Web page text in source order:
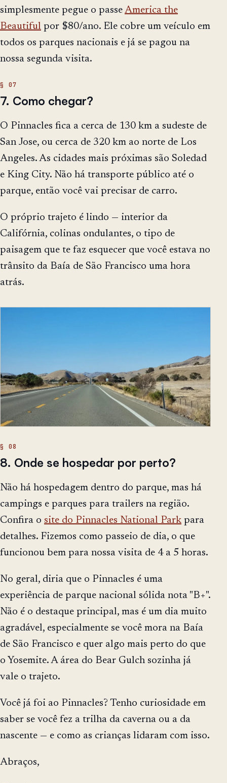
simplesmente pegue o passe America the
Beautiful por $80/ano. Ele cobre um veículo em
todos os parques nacionais e já se pagou na
nossa segunda visita.
7. Como chegar?
O Pinnacles fica a cerca de 130 km a sudeste de
San Jose, ou cerca de 320 km ao norte de Los
Angeles. As cidades mais próximas são Soledad
e King City. Não há transporte público até o
parque, então você vai precisar de carro.
O próprio trajeto é lindo — interior da
Califórnia, colinas ondulantes, o tipo de
paisagem que te faz esquecer que você estava no
trânsito da Baía de São Francisco uma hora
atrás.
8. Onde se hospedar por perto?
Não há hospedagem dentro do parque, mas há
campings e parques para trailers na região.
Confira o site do Pinnacles National Park para
detalhes. Fizemos como passeio de dia, o que
funcionou bem para nossa visita de 4 a 5 horas.
No geral, diria que o Pinnacles é uma
experiência de parque nacional sólida nota "B+".
Não é o destaque principal, mas é um dia muito
agradável, especialmente se você mora na Baía
de São Francisco e quer algo mais perto do que
o Yosemite. A área do Bear Gulch sozinha já
vale o trajeto.
Você já foi ao Pinnacles? Tenho curiosidade em
saber se você fez a trilha da caverna ou a da
nascente — e como as crianças lidaram com isso.
Abraços,